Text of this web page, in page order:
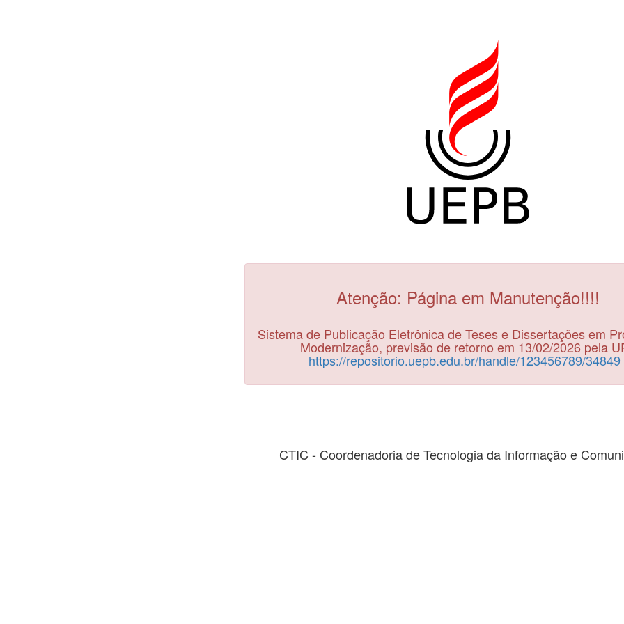
Atenção: Página em Manutenção!!!!
Sistema de Publicação Eletrônica de Teses e Dissertações em
Modernização, previsão de retorno em 13/02/2026 pela
https://repositorio.uepb.edu.br/handle/123456789/34849
CTIC - Coordenadoria de Tecnologia da Informação e